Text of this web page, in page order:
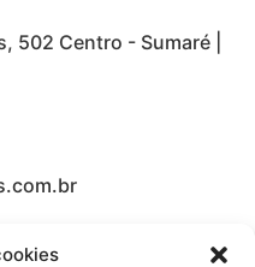
502 Centro - Sumaré |